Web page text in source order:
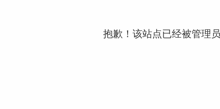
抱歉！该站点已经被管理